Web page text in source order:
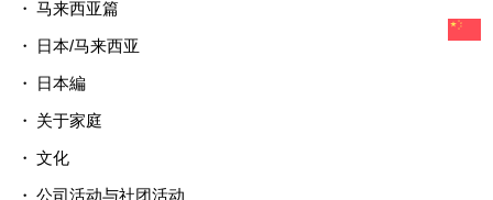
马来西亚篇
日本/马来西亚
日本編
关于家庭
文化
公司活动与社团活动